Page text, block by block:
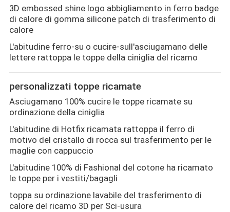
CONTROLLO
DI
QUALITÀ
CONTATTACI
NOTIZIE
TUTTI
3D embossed shine logo abbigliamento in ferro badge
di calore di gomma silicone patch di trasferimento di
calore
L'abitudine ferro-su o cucire-sull'asciugamano delle
lettere rattoppa le toppe della ciniglia del ricamo
personalizzati toppe ricamate
Asciugamano 100% cucire le toppe ricamate su
ordinazione della ciniglia
L'abitudine di Hotfix ricamata rattoppa il ferro di
motivo del cristallo di rocca sul trasferimento per le
maglie con cappuccio
L'abitudine 100% di Fashional del cotone ha ricamato
le toppe per i vestiti/bagagli
toppa su ordinazione lavabile del trasferimento di
calore del ricamo 3D per Sci-usura